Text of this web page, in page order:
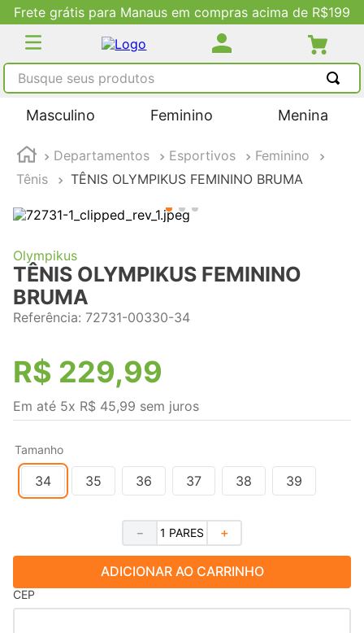
Frete grátis para Manaus em compras acima de R$199
Busque seus produtos
Masculino Feminino Menina
Departamentos Esportivos
Feminino
Tênis
TÊNIS OLYMPIKUS FEMININO BRUMA
Olympikus
TÊNIS OLYMPIKUS FEMININO
BRUMA
Referência: 72731-00330-34
R$ 229,99
Em até 5x R$ 45,99 sem juros
Tamanho
34 35 36 37 38 39
＋
－
ADICIONAR AO CARRINHO
CEP
TERMOS MAIS BUSCADOS
2
tenis feminino
4º
adidas